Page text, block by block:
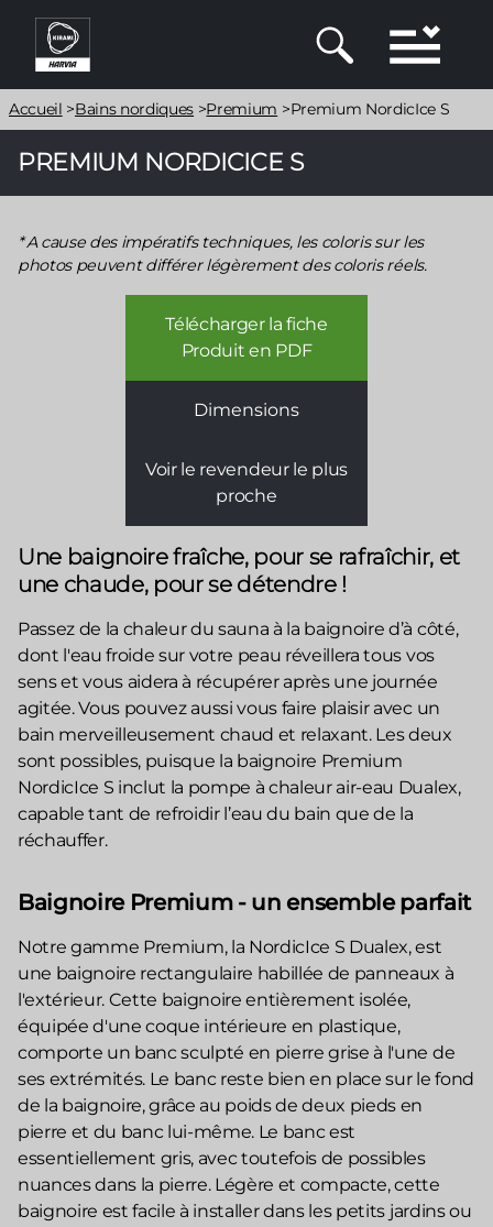
Aller
contenu
principal
Fil
d'Ariane
Accueil >Bains nordiques >Premium >Premium NordicIce S
PREMIUM NORDICICE S
A cause des impératifs techniques, les coloris sur les
photos peuvent différer légèrement des coloris réels.
Télécharger la fiche
Produit en PDF
Dimensions
Voir le revendeur le plus
proche
Une baignoire fraîche, pour se rafraîchir, et
une chaude, pour se détendre !
Passez de la chaleur du sauna à la baignoire d’à côté,
dont l'eau froide sur votre peau réveillera tous vos
sens et vous aidera à récupérer après une journée
agitée. Vous pouvez aussi vous faire plaisir avec un
bain merveilleusement chaud et relaxant. Les deux
sont possibles, puisque la baignoire Premium
NordicIce S inclut la pompe à chaleur air-eau Dualex,
capable tant de refroidir l’eau du bain que de la
réchauffer.
Baignoire Premium - un ensemble parfait
Notre gamme Premium, la NordicIce S Dualex, est
une baignoire rectangulaire habillée de panneaux à
l'extérieur. Cette baignoire entièrement isolée,
équipée d'une coque intérieure en plastique,
comporte un banc sculpté en pierre grise à l'une de
ses extrémités. Le banc reste bien en place sur le fond
de la baignoire, grâce au poids de deux pieds en
pierre et du banc lui-même. Le banc est
essentiellement gris, avec toutefois de possibles
nuances dans la pierre. Légère et compacte, cette
baignoire est facile à installer dans les petits jardins ou